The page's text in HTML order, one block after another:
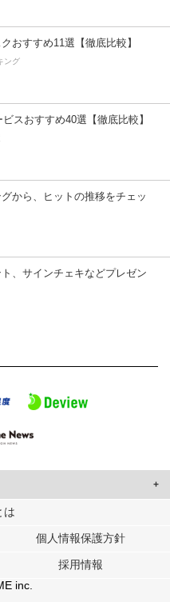
おすすめ11選【徹底比較】
ング
スおすすめ40選【徹底比較】
から、ヒットの推移をチェッ
、サインチェキなどプレゼン
ーに合わせたコンテンツや広告の
ナーに提供しています。
ートナーに提供した他の情報や、
たときに収集した他の情報を組み
は
個人情報保護方針
採用情報
inc.